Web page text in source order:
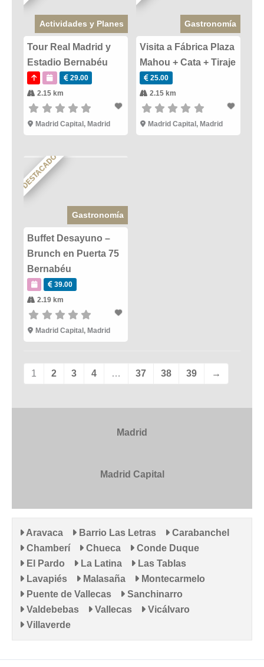
Actividades y Planes
Tour Real Madrid y
Estadio Bernabéu
29.00
2.15 km
Madrid Capital, Madrid
Gastronomía
Visita a Fábrica Plaza
Mahou + Cata + Tiraje
25.00
2.15 km
Madrid Capital, Madrid
DESTACADO
Gastronomía
Buffet Desayuno –
Brunch en Puerta 75
Bernabéu
39.00
2.19 km
Madrid Capital, Madrid
1 2 3 4 … 37 38 39 →
Madrid
Madrid Capital
Aravaca Barrio Las Letras
Carabanchel
Chamberí
Chueca
Conde Duque
El Pardo
La Latina
Las Tablas
Lavapiés
Malasaña
Montecarmelo
Puente de Vallecas
Sanchinarro
Valdebebas
Vallecas
Vicálvaro
Villaverde